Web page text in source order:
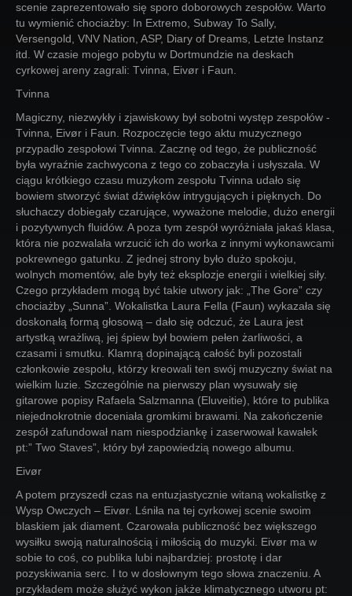
scenie zaprezentowało się sporo doborowych zespołów. Warto
tu wymienić chociażby: In Extremo, Subway To Sally,
Versengold, VNV Nation, ASP, Diary of Dreams, Letzte Instanz
itd. W czasie mojego pobytu w Dortmundzie na deskach
cyrkowej areny zagrali: Tvinna, Eivør i Faun.
Tvinna
Magiczny, niezwykły i zjawiskowy był sobotni występ zespołów -
Tvinna, Eivør i Faun. Rozpoczęcie tego aktu muzycznego
przypadło zespołowi Tvinna. Zacznę od tego, że publiczność
była wyraźnie zachwycona z tego co zobaczyła i usłyszała. W
ciągu krótkiego czasu muzykom zespołu Tvinna udało się
bowiem stworzyć świat dźwięków intrygujących i pięknych. Do
słuchaczy dobiegały czarujące, wyważone melodie, dużo energii
i pozytywnych fluidów. A poza tym zespół wyróżniała jakaś klasa,
która nie pozwalała wrzucić ich do worka z innymi wykonawcami
pokrewnego gatunku. Z jednej strony było dużo spokoju,
wolnych momentów, ale były też eksplozje energii i wielkiej siły.
Czego przykładem mogą być takie utwory jak: „The Gore” czy
chociażby „Sunna”. Wokalistka Laura Fella (Faun) wykazała się
doskonałą formą głosową – dało się odczuć, że Laura jest
artystką wrażliwą, jej śpiew był bowiem pełen żarliwości, a
czasami i smutku. Klamrą dopinającą całość byli pozostali
członkowie zespołu, którzy kreowali ten swój muzyczny świat na
wielkim luzie. Szczególnie na pierwszy plan wysuwały się
gitarowe popisy Rafaela Salzmanna (Eluveitie), które to publika
niejednokrotnie doceniała gromkimi brawami. Na zakończenie
zespół zafundował nam niespodziankę i zaserwował kawałek
pt:” Two Staves”, który był zapowiedzią nowego albumu.
Eivør
A potem przyszedł czas na entuzjastycznie witaną wokalistkę z
Wysp Owczych – Eivør. Lśniła na tej cyrkowej scenie swoim
blaskiem jak diament. Czarowała publiczność bez większego
wysiłku swoją naturalnością i miłością do muzyki. Eivør ma w
sobie to coś, co publika lubi najbardziej: prostotę i dar
pozyskiwania serc. I to w dosłownym tego słowa znaczeniu. A
przykładem może służyć wykon jakże klimatycznego utworu pt: